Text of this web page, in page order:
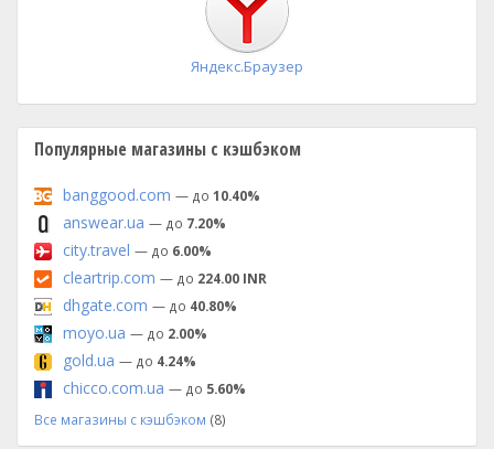
Яндекс.Браузер
Популярные магазины с кэшбэком
banggood.com — до 10.40%
answear.ua — до 7.20%
city.travel — до 6.00%
cleartrip.com — до 224.00 INR
dhgate.com — до 40.80%
moyo.ua — до 2.00%
gold.ua — до 4.24%
chicco.com.ua — до 5.60%
Все магазины с кэшбэком (8)